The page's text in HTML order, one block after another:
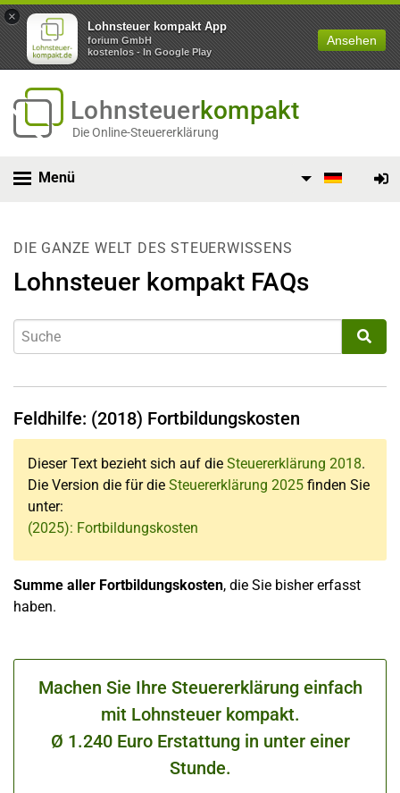
×
Lohnsteuer kompakt App
forium GmbH
kostenlos - In Google Play
Ansehen
Lohnsteuerkompakt
Die Online-Steuererklärung
Menü
DIE GANZE WELT DES STEUERWISSENS
Lohnsteuer kompakt FAQs
Feldhilfe: (2018) Fortbildungskosten
Dieser Text bezieht sich auf die Steuererklärung 2018.
Die Version die für die Steuererklärung 2025 finden Sie
unter:
(2025): Fortbildungskosten
Summe aller Fortbildungskosten, die Sie bisher erfasst
haben.
Machen Sie Ihre Steuererklärung einfach
mit Lohnsteuer kompakt.
Ø 1.240 Euro Erstattung in unter einer
Stunde.